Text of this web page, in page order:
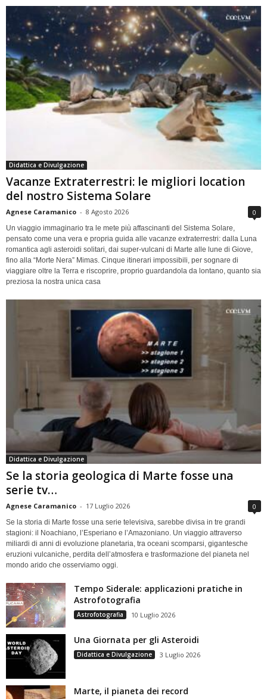
Didattica e Divulgazione
Vacanze Extraterrestri: le migliori location
del nostro Sistema Solare
Agnese Caramanico - 8 Agosto 2026 0
Un viaggio immaginario tra le mete più affascinanti del Sistema Solare,
pensato come una vera e propria guida alle vacanze extraterrestri: dalla Luna
romantica agli asteroidi solitari, dai super-vulcani di Marte alle lune di Giove,
fino alla “Morte Nera” Mimas. Cinque itinerari impossibili, per sognare di
viaggiare oltre la Terra e riscoprire, proprio guardandola da lontano, quanto sia
preziosa la nostra unica casa
Didattica e Divulgazione
Se la storia geologica di Marte fosse una
serie tv…
Agnese Caramanico - 17 Luglio 2026 0
Se la storia di Marte fosse una serie televisiva, sarebbe divisa in tre grandi
stagioni: il Noachiano, l’Esperiano e l’Amazoniano. Un viaggio attraverso
miliardi di anni di evoluzione planetaria, tra oceani scomparsi, gigantesche
eruzioni vulcaniche, perdita dell’atmosfera e trasformazione del pianeta nel
mondo arido che osserviamo oggi.
Tempo Siderale: applicazioni pratiche in
Astrofotografia
Astrofotografia 10 Luglio 2026
Una Giornata per gli Asteroidi
Didattica e Divulgazione 3 Luglio 2026
Marte, il pianeta dei record